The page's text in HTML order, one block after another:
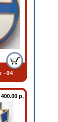
-04
400.00 р.